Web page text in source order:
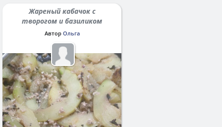
Жареный кабачок с
творогом и базиликом
Автор Ольга